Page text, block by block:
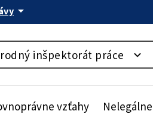
arrow_drop_down
inšpektorát práce
vzťahy